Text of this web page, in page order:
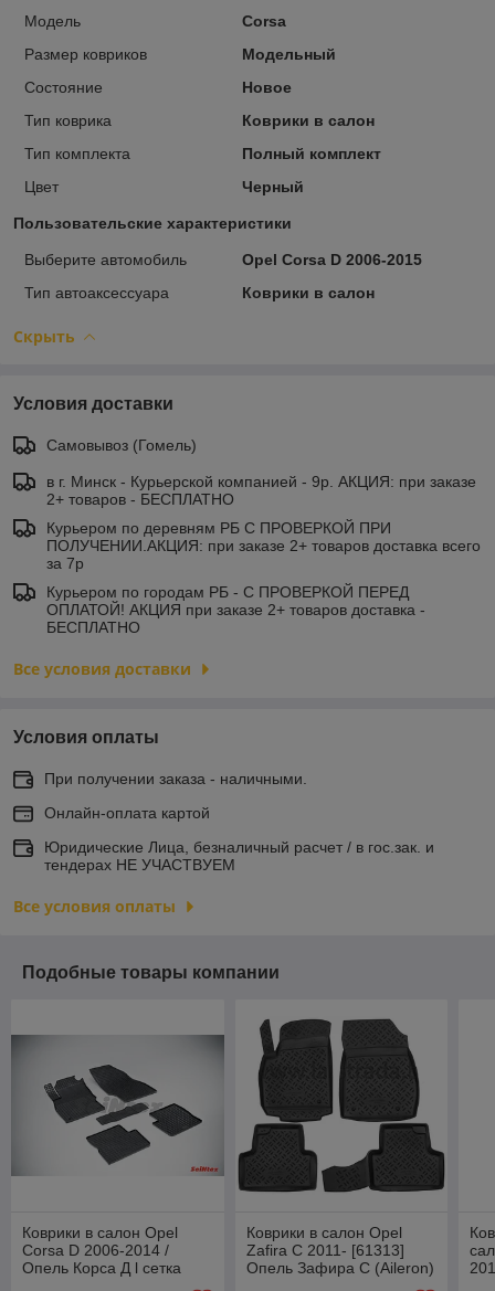
Модель
Corsa
Размер ковриков
Модельный
Состояние
Новое
Тип коврика
Коврики в салон
Тип комплекта
Полный комплект
Цвет
Черный
Пользовательские характеристики
Выберите автомобиль
Opel Corsa D 2006-2015
Тип автоаксессуара
Коврики в салон
Скрыть
Условия доставки
Самовывоз (Гомель)
в г. Минск - Курьерской компанией - 9р. АКЦИЯ: при заказе
2+ товаров - БЕСПЛАТНО
Курьером по деревням РБ С ПРОВЕРКОЙ ПРИ
ПОЛУЧЕНИИ.АКЦИЯ: при заказе 2+ товаров доставка всего
за 7р
Курьером по городам РБ - С ПРОВЕРКОЙ ПЕРЕД
ОПЛАТОЙ! АКЦИЯ при заказе 2+ товаров доставка -
БЕСПЛАТНО
Все условия доставки
Условия оплаты
При получении заказа - наличными.
Онлайн-оплата картой
Юридические Лица, безналичный расчет / в гос.зак. и
тендерах НЕ УЧАСТВУЕМ
Все условия оплаты
Подобные товары компании
Коврики в салон Opel
Corsa D 2006-2014 /
Опель Корса Д l сетка
Коврики в салон Opel
Zafira C 2011- [61313]
Опель Зафира С (Aileron)